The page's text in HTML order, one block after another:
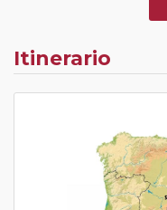
Itinerario